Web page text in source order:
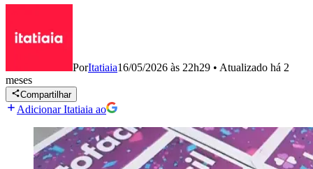
PorItatiaia16/05/2026 às 22h29 • Atualizado há 2
meses
Compartilhar
Adicionar Itatiaia ao